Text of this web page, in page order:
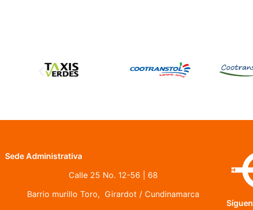
Sede Administrativa
Calle 25 No. 12-56 | 68
Barrio murillo Toro, Girardot / Cundinamarca